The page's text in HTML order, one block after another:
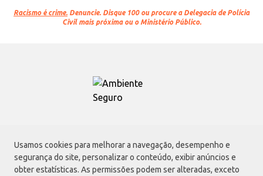
Usamos cookies para melhorar a navegação, desempenho e
segurança do site, personalizar o conteúdo, exibir anúncios e
obter estatísticas. As permissões podem ser alteradas, exceto
Racismo é crime. Denuncie. Disque 100 ou procure a Delegacia de Polícia
Civil mais próxima ou o Ministério Público.
Atacadão S.A.
Avenida Morvan Dias de Figueiredo, 6169, Vila Maria, São Paulo - SP | CEP
02170-901 | CNPJ: 75.315.333/0001-09